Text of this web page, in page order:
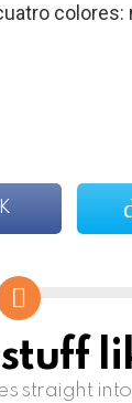
colores:
straight